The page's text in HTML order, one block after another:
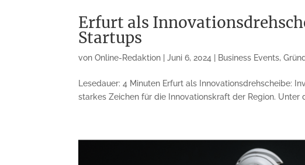
Erfurt als
Startups
vonOnline-Redaktion |Juni 6, 2024 Business Events,
Lesedauer: 4 Minuten Erfurt als Innovationsdrehscheibe:
starkes Zeichen für die Innovationskraft der Region. Unter